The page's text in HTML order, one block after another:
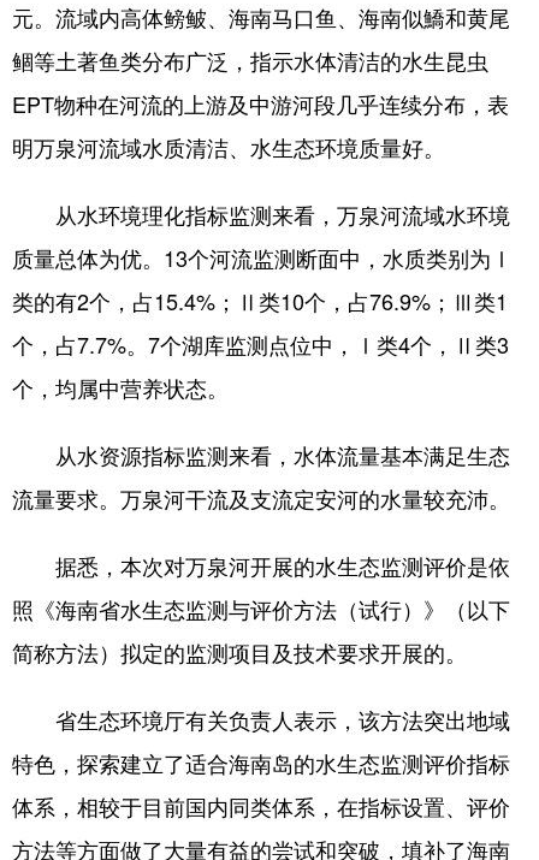
元。流域内高体鳑鲏、海南马口鱼、海南似鱎和黄尾
鲴等土著鱼类分布广泛，指示水体清洁的水生昆虫
EPT物种在河流的上游及中游河段几乎连续分布，表
明万泉河流域水质清洁、水生态环境质量好。
从水环境理化指标监测来看，万泉河流域水环境
质量总体为优。13个河流监测断面中，水质类别为Ⅰ
类的有2个，占15.4%；Ⅱ类10个，占76.9%；Ⅲ类1
个，占7.7%。7个湖库监测点位中，Ⅰ类4个，Ⅱ类3
个，均属中营养状态。
从水资源指标监测来看，水体流量基本满足生态
流量要求。万泉河干流及支流定安河的水量较充沛。
据悉，本次对万泉河开展的水生态监测评价是依
照《海南省水生态监测与评价方法（试行）》（以下
简称方法）拟定的监测项目及技术要求开展的。
省生态环境厅有关负责人表示，该方法突出地域
特色，探索建立了适合海南岛的水生态监测评价指标
体系，相较于目前国内同类体系，在指标设置、评价
方法等方面做了大量有益的尝试和突破，填补了海南